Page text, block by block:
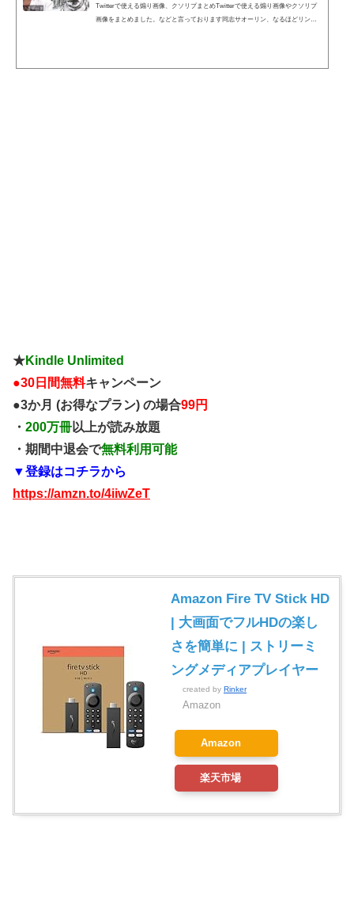
Twitterで使える煽り画像、クソリプまとめTwitterで使える煽り画像やクソリプ
画像をまとめました。などと言っております同志サオーリン、なるほどリング
★Kindle Unlimited
●30日間無料キャンペーン
●3か月 (お得なプラン) の場合99円
・ 200万冊以上が読み放題
・期間中退会で無料利用可能
▼登録はコチラから
https://amzn.to/4iiwZeT
Amazon Fire TV Stick HD
| 大画面でフルHDの楽し
さを簡単に | ストリーミ
ングメディアプレイヤー
created by Rinker
Amazon
Amazon
楽天市場